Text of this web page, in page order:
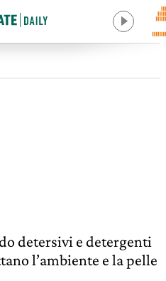
detersivi e detergenti
l’ambiente e la pelle